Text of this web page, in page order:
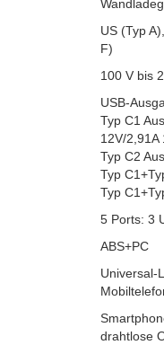
US (Typ
F)
100 V bis
USB-
Typ C1
12V/2,91A
Typ C2
Typ
Typ
5 Ports: 3
ABS+PC
Universal-
drahtlose